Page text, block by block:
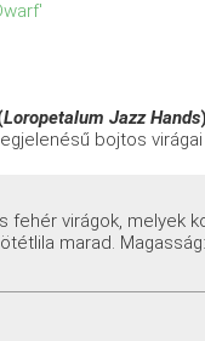
Loropetalum Jazz Hands)
bojtos
fehér virágok, melyek
marad.